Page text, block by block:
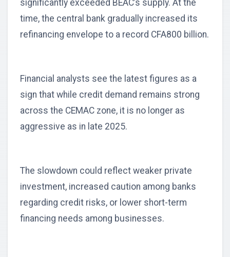
significantly exceeded BEAC’s supply. At the
time, the central bank gradually increased its
refinancing envelope to a record CFA800 billion.
Financial analysts see the latest figures as a
sign that while credit demand remains strong
across the CEMAC zone, it is no longer as
aggressive as in late 2025.
The slowdown could reflect weaker private
investment, increased caution among banks
regarding credit risks, or lower short-term
financing needs among businesses.